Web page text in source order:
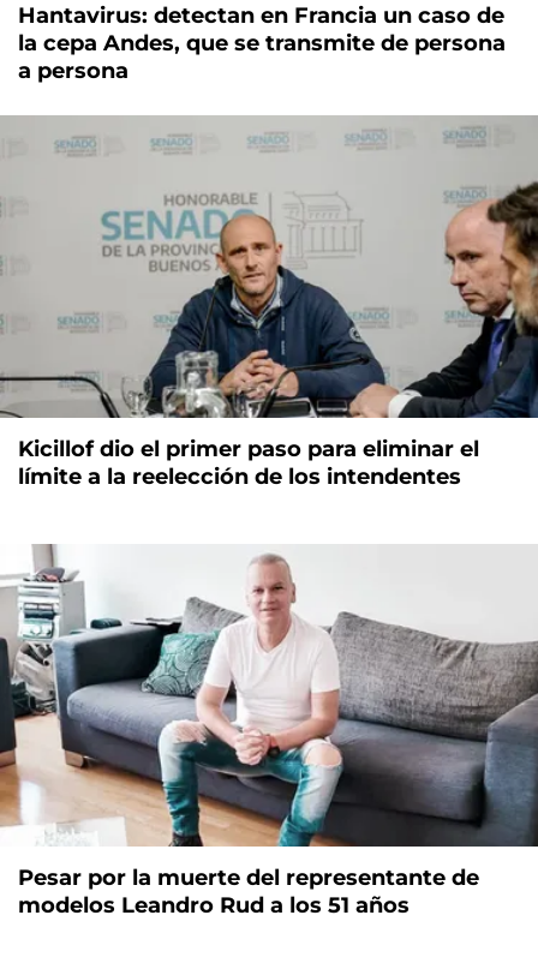
Hantavirus: detectan en Francia un caso de
la cepa Andes, que se transmite de persona
a persona
Kicillof dio el primer paso para eliminar el
límite a la reelección de los intendentes
Pesar por la muerte del representante de
modelos Leandro Rud a los 51 años